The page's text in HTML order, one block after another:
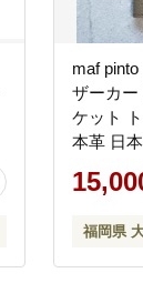
maf
ザーカー
ケット
本革 日
福岡県